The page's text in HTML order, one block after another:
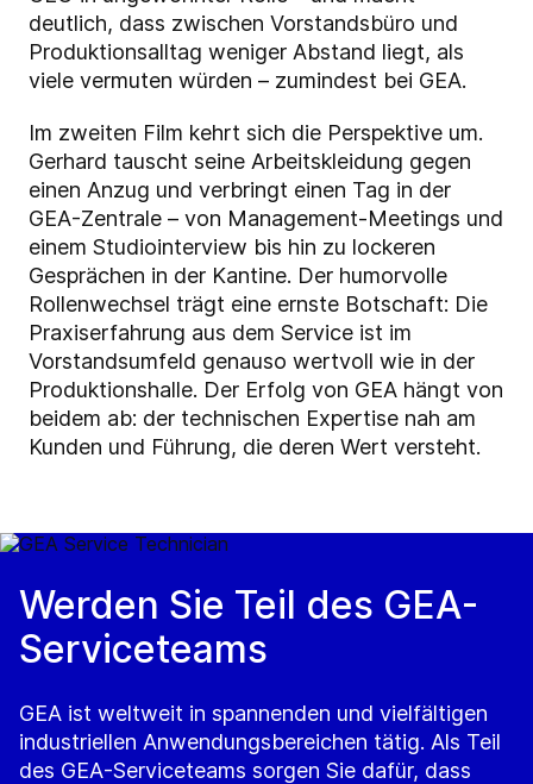
deutlich, dass zwischen Vorstandsbüro und
Produktionsalltag weniger Abstand liegt, als
viele vermuten würden – zumindest bei GEA.
Im zweiten Film kehrt sich die Perspektive um.
Gerhard tauscht seine Arbeitskleidung gegen
einen Anzug und verbringt einen Tag in der
GEA-Zentrale – von Management-Meetings und
einem Studiointerview bis hin zu lockeren
Gesprächen in der Kantine. Der humorvolle
Rollenwechsel trägt eine ernste Botschaft: Die
Praxiserfahrung aus dem Service ist im
Vorstandsumfeld genauso wertvoll wie in der
Produktionshalle. Der Erfolg von GEA hängt von
beidem ab: der technischen Expertise nah am
Kunden und Führung, die deren Wert versteht.
Werden Sie Teil des GEA-
Serviceteams
GEA ist weltweit in spannenden und vielfältigen
industriellen Anwendungsbereichen tätig. Als Teil
des GEA-Serviceteams sorgen Sie dafür, dass